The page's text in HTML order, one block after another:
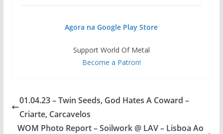
Agora na Google Play Store
Support World Of Metal
Become a Patron!
01.04.23 – Twin Seeds, God Hates A Coward –
Criarte, Carcavelos
WOM Photo Report – Soilwork @ LAV – Lisboa Ao